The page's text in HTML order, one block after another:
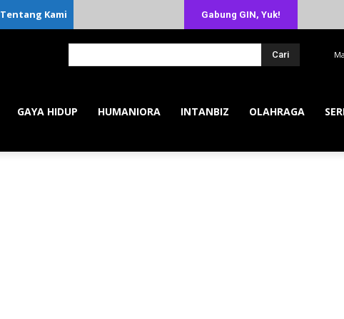
Tentang Kami Gabung GIN, Yuk!
Cari
GAYA HIDUP HUMANIORA INTANBIZ OLAHRAGA